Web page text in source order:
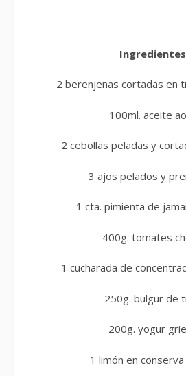
2 berenjenas cortadas en
100ml. aceite
2 cebollas peladas y
3 ajos pelados y
1 cta. pimienta de
400g. tomates
1 cucharada de
250g. bulgur de
200g. yogur
1 limón en